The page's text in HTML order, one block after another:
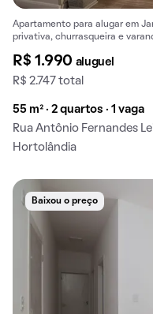
Apartamento para alugar em
privativa, churrasqueira e
R$ 1.990 aluguel
R$ 2.747 total
55 m² · 2 quartos · 1 vaga
Rua Antônio Fernandes
Hortolândia
Baixou o preço